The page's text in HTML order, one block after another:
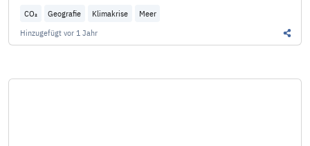
CO₂ Geografie Klimakrise
Meer
Hinzugefügt vor 1 Jahr